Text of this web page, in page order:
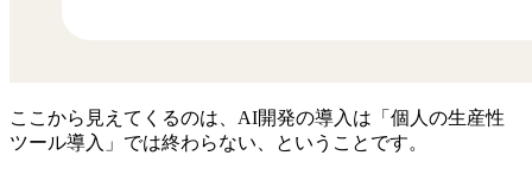
ここから見えてくるのは、AI開発の導入は「個人の生産性
ツール導入」では終わらない、ということです。